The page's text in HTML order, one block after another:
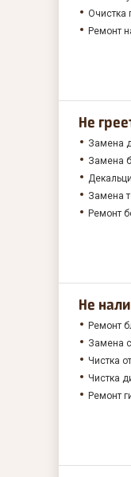
Очистка
Ремонт
Не
Замена
Замена
Замена
Ремонт
Не
Ремонт
Замена
Чистка
Чистка
Ремонт